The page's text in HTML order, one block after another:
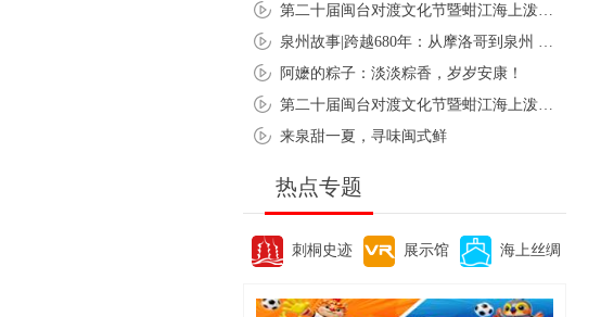
阿嬷的粽子：淡淡粽香，岁岁安康！
来泉甜一夏，寻味闽式鲜
热点专题
刺桐史迹 展示馆 海上丝绸